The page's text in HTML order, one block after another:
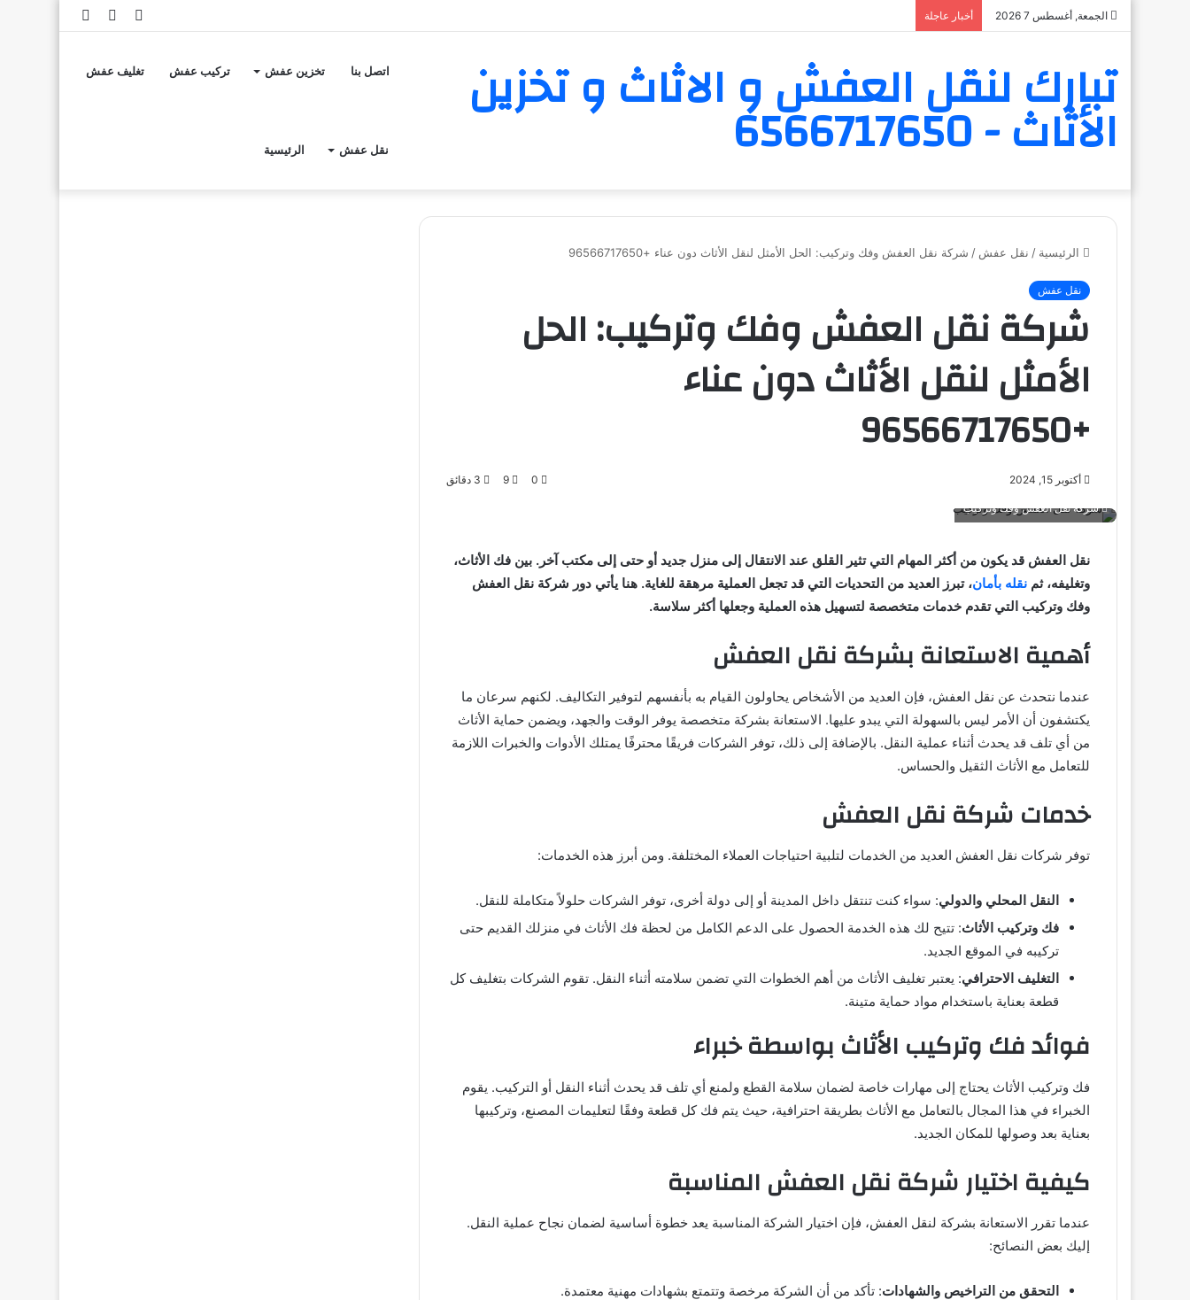
الجمعة, أغسطس 7 2026 أخبار عاجلة
مقال تسجيل
تبارك لنقل العفش و الاثاث و تخزين
الأثاث - 6566717650
اتصل بنا تخزين عفش تركيب عفش تغليف عفش
نقل عفش الرئيسية
الرئيسية / نقل عفش / شركة نقل العفش وفك وتركيب: الحل الأمثل لنقل الأثاث دون عناء +96566717650
نقل عفش
شركة نقل العفش وفك وتركيب: الحل
الأمثل لنقل الأثاث دون عناء
+96566717650
أكتوبر 15, 2024 0
9
شركة نقل العفش وفك وتركيب
نقل العفش قد يكون من أكثر المهام التي تثير القلق عند الانتقال إلى منزل جديد أو حتى إلى مكتب آخر. بين فك الأثاث،
وتغليفه، ثمنقله بأمان، تبرز العديد من التحديات التي قد تجعل العملية مرهقة للغاية. هنا يأتي دور شركة نقل العفش
وفك وتركيب التي تقدم خدمات متخصصة لتسهيل هذه العملية وجعلها أكثر سلاسة.
أهمية الاستعانة بشركة نقل العفش
عندما نتحدث عن نقل العفش، فإن العديد من الأشخاص يحاولون القيام به بأنفسهم لتوفير التكاليف. لكنهم سرعان ما
يكتشفون أن الأمر ليس بالسهولة التي يبدو عليها. الاستعانة بشركة متخصصة يوفر الوقت والجهد، ويضمن حماية الأثاث
من أي تلف قد يحدث أثناء عملية النقل. بالإضافة إلى ذلك، توفر الشركات فريقًا محترفًا يمتلك الأدوات والخبرات اللازمة
للتعامل مع الأثاث الثقيل والحساس.
خدمات شركة نقل العفش
توفر شركات نقل العفش العديد من الخدمات لتلبية احتياجات العملاء المختلفة. ومن أبرز هذه الخدمات:
النقل المحلي والدولي: سواء كنت تنتقل داخل المدينة أو إلى دولة أخرى، توفر الشركات حلولاً متكاملة للنقل.
فك وتركيب الأثاث: تتيح لك هذه الخدمة الحصول على الدعم الكامل من لحظة فك الأثاث في منزلك القديم حتى
تركيبه في الموقع الجديد.
التغليف الاحترافي: يعتبر تغليف الأثاث من أهم الخطوات التي تضمن سلامته أثناء النقل. تقوم الشركات بتغليف كل
قطعة بعناية باستخدام مواد حماية متينة.
فوائد فك وتركيب الأثاث بواسطة خبراء
فك وتركيب الأثاث يحتاج إلى مهارات خاصة لضمان سلامة القطع ولمنع أي تلف قد يحدث أثناء النقل أو التركيب. يقوم
الخبراء في هذا المجال بالتعامل مع الأثاث بطريقة احترافية، حيث يتم فك كل قطعة وفقًا لتعليمات المصنع، وتركيبها
بعناية بعد وصولها للمكان الجديد.
كيفية اختيار شركة نقل العفش المناسبة
عندما تقرر الاستعانة بشركة لنقل العفش، فإن اختيار الشركة المناسبة يعد خطوة أساسية لضمان نجاح عملية النقل.
إليك بعض النصائح:
التحقق من التراخيص والشهادات: تأكد من أن الشركة مرخصة وتتمتع بشهادات مهنية معتمدة.